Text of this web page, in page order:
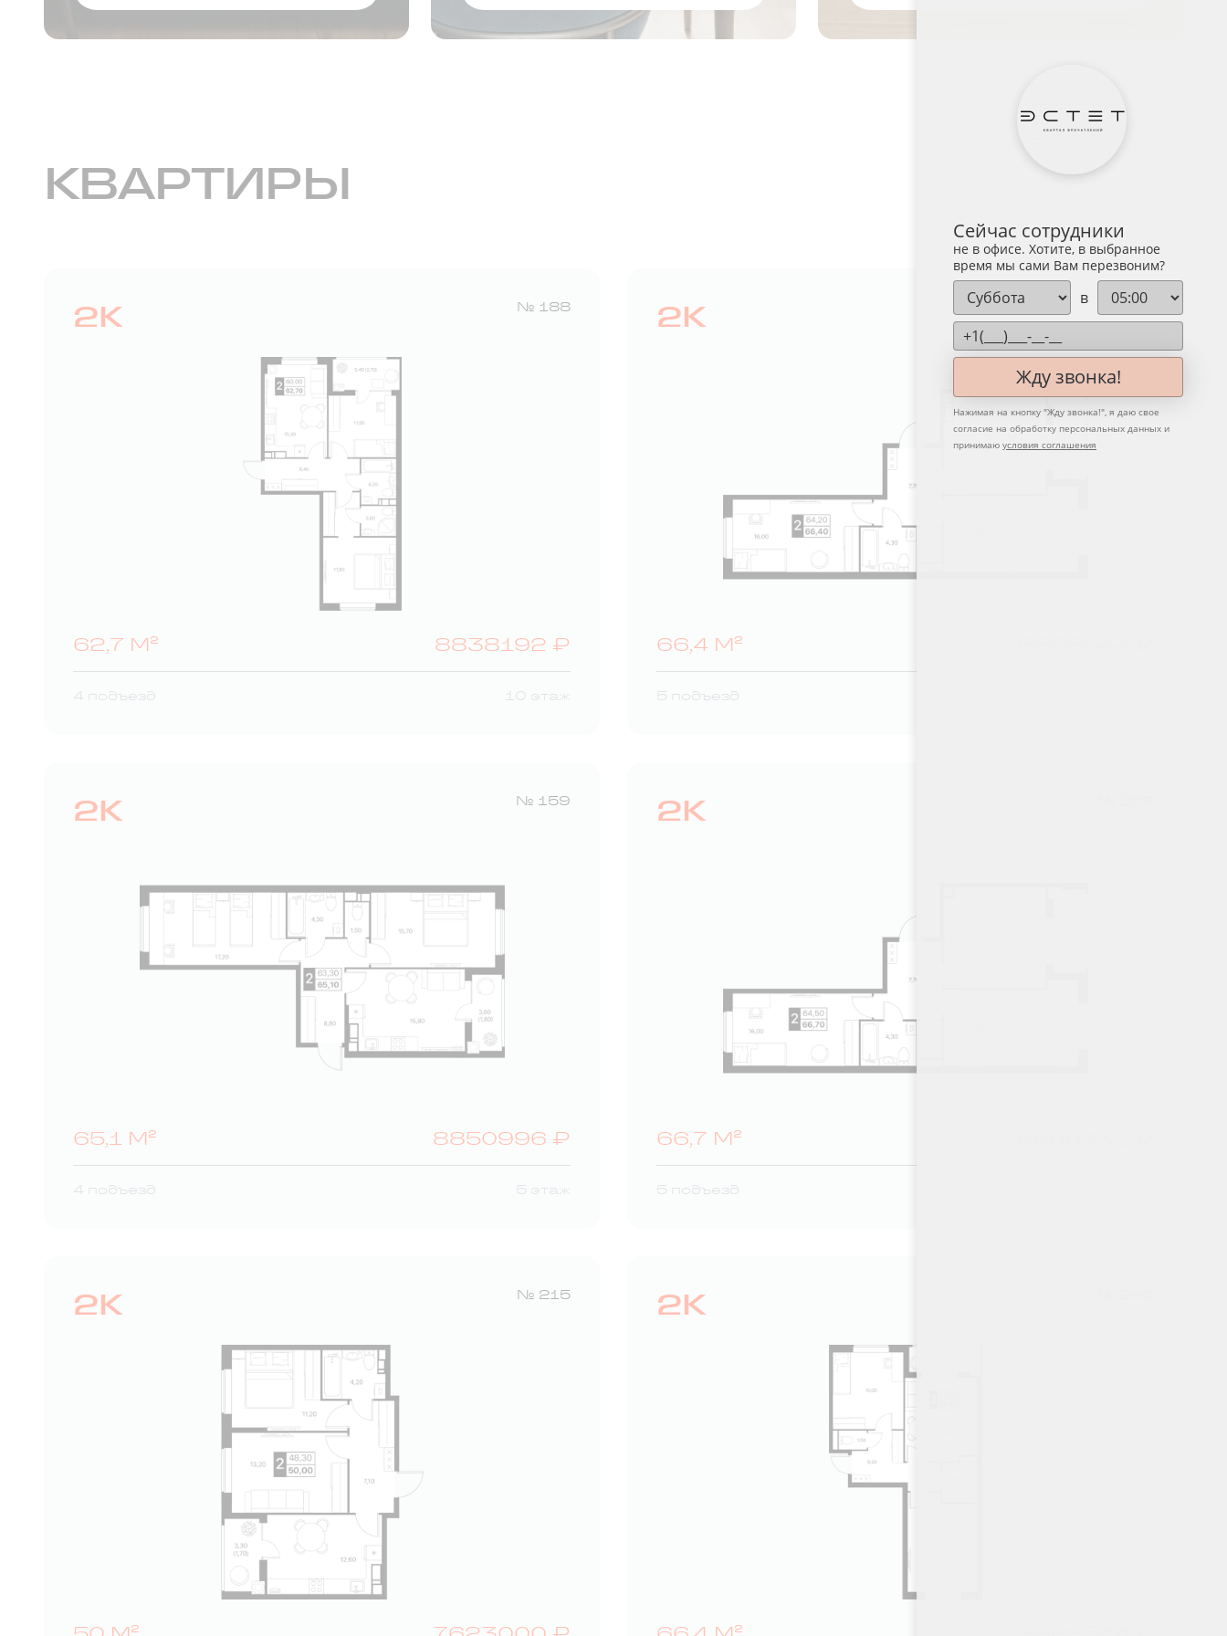
КВАРТИРЫ
2К № 188
62,7 М² 8838192 ₽
4 подъезд 10 этаж
2К № 229
66,4 М²
5 подъезд
2К № 159
65,1 М² 8850996 ₽
4 подъезд 5 этаж
2К
66,7 М²
5 подъезд
2К № 215 2К
Сейчас сотрудники
не в офисе. Хотите, в выбранное
время мы сами Вам перезвоним?
в
Жду звонка!
Нажимая на кнопку "Жду звонка!", я даю свое
согласие на обработку персональных данных и
принимаю условия соглашения